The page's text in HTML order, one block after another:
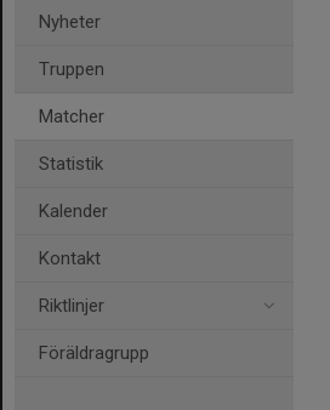
Nyheter
Truppen
Matcher
Statistik
Kalender
Kontakt
Riktlinjer
Föräldragrupp